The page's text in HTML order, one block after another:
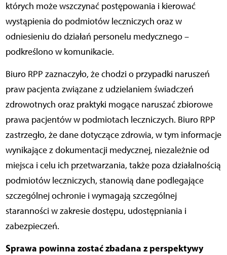
których może wszczynać postępowania i kierować
wystąpienia do podmiotów leczniczych oraz w
odniesieniu do działań personelu medycznego –
podkreślono w komunikacie.
Biuro RPP zaznaczyło, że chodzi o przypadki naruszeń
praw pacjenta związane z udzielaniem świadczeń
zdrowotnych oraz praktyki mogące naruszać zbiorowe
prawa pacjentów w podmiotach leczniczych. Biuro RPP
zastrzegło, że dane dotyczące zdrowia, w tym informacje
wynikające z dokumentacji medycznej, niezależnie od
miejsca i celu ich przetwarzania, także poza działalnością
podmiotów leczniczych, stanowią dane podlegające
szczególnej ochronie i wymagają szczególnej
staranności w zakresie dostępu, udostępniania i
zabezpieczeń.
Sprawa powinna zostać zbadana z perspektywy